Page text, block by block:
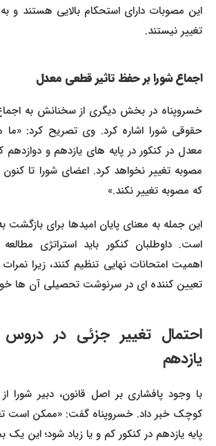
این مصوبات دارای استحکام بالایی هستند و به
تغییر نیستند.
اجماع شورا بر حفظ تاثیر قطعی معدل
خسروپناه در بخش دیگری از سخنانش به
حقوقی شورا اشاره کرد. وی تصریح کرد: «ما
معدل در کنکور در پایه های یازدهم و دوازدهم
مصوبه تغییر نخواهد کرد. اعضای شورا تا کنون
که مصوبه تغییر نکند.»
این جمله به معنای پایان امیدها برای بازگشت به
است. داوطلبان کنکور باید استراتژی مطالعه
اهمیت امتحانات نهایی تنظیم کنند، زیرا
تعیین کننده ای در سرنوشت تحصیلی آن ها
احتمال تغییر جزئی در دروس
یازدهم
با وجود پافشاری بر اصل قانون، دبیر شورا از
کوچک خبر داد. خسروپناه گفت: «ممکن است
پایه یازدهم در کنکور کم و یا زیاد شود؛ این یک